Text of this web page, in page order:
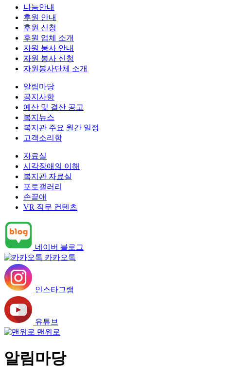
나눔안내
후원 안내
후원 신청
후원 업체 소개
자원 봉사 안내
자원 봉사 신청
자원봉사단체 소개
알림마당
공지사항
예산 및 결산 공고
복지뉴스
복지관 주요 월간 일정
고객소리함
자료실
시각장애의 이해
복지관 자료실
포토갤러리
손끝애
VR 직무 컨텐츠
네이버 블로그
카카오톡
인스타그램
유튜브
맨위로
알림마당